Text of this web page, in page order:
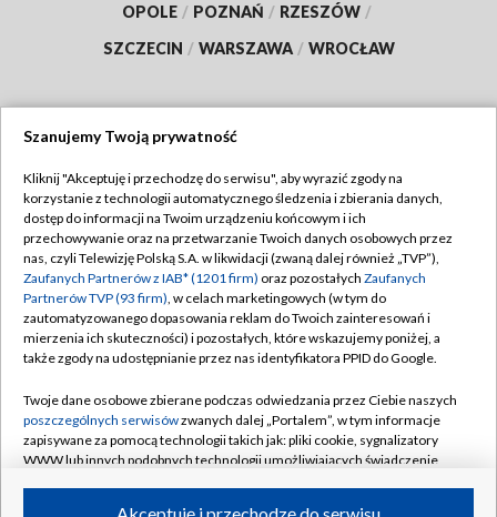
OPOLE / POZNAŃ / RZESZÓW /
SZCZECIN / WARSZAWA / WROCŁAW
TVP
Abonament TVP
Emisja w TVP
Centrum informacji TVP
Naziemna Telewizja Cyfrowa
Rada Programowa
System NOS
Informacje o nadawcy
Regulamin TVP
Polityka prywatności
Moje zgody
Pomoc
Kontakt
Kanały
Szanujemy Twoją prywatność
Kliknij "Akceptuję i przechodzę do serwisu", aby wyrazić zgody na
korzystanie z technologii automatycznego śledzenia i zbierania danych,
dostęp do informacji na Twoim urządzeniu końcowym i ich
przechowywanie oraz na przetwarzanie Twoich danych osobowych przez
nas, czyli Telewizję Polską S.A. w likwidacji (zwaną dalej również „TVP”),
Zaufanych Partnerów z IAB* (1201 firm) oraz pozostałych Zaufanych
Partnerów TVP (93 firm), w celach marketingowych (w tym do
zautomatyzowanego dopasowania reklam do Twoich zainteresowań i
mierzenia ich skuteczności) i pozostałych, które wskazujemy poniżej, a
także zgody na udostępnianie przez nas identyfikatora PPID do Google.
Twoje dane osobowe zbierane podczas odwiedzania przez Ciebie naszych
poszczególnych serwisówzwanych dalej „Portalem”, w tym informacje
zapisywane za pomocą technologii takich jak: pliki cookie, sygnalizatory
WWW lub innych podobnych technologii umożliwiających świadczenie